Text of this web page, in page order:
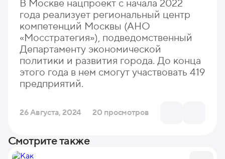
В Москве нацпроект с начала 2022
года реализует региональный центр
компетенций Москвы (АНО
«Мосстратегия»), подведомственный
Департаменту экономической
политики и развития города. До конца
этого года в нем смогут участвовать 419
предприятий.
26 Августа, 2024 20 просмотров
Смотрите также